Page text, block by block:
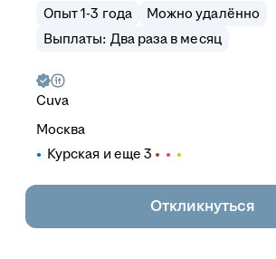
Опыт 1-3 года
Можно удалённо
Выплаты: Два раза в месяц
Cuva
Москва
Курская и еще 3
Откликнуться